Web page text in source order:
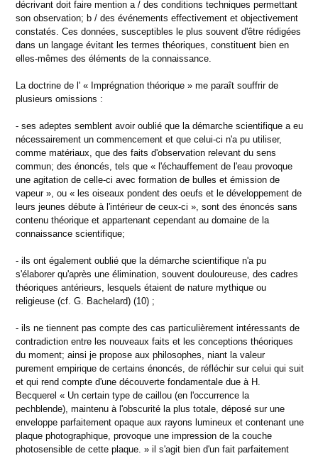
décrivant doit faire mention a / des conditions techniques permettant
son observation; b / des événements effectivement et objectivement
constatés. Ces données, susceptibles le plus souvent d'être rédigées
dans un langage évitant les termes théoriques, constituent bien en
elles-mêmes des éléments de la connaissance.
La doctrine de l' « Imprégnation théorique » me paraît souffrir de
plusieurs omissions :
- ses adeptes semblent avoir oublié que la démarche scientifique a eu
nécessairement un commencement et que celui-ci n'a pu utiliser,
comme matériaux, que des faits d'observation relevant du sens
commun; des énoncés, tels que « l'échauffement de l'eau provoque
une agitation de celle-ci avec formation de bulles et émission de
vapeur », ou « les oiseaux pondent des oeufs et le développement de
leurs jeunes débute à l'intérieur de ceux-ci », sont des énoncés sans
contenu théorique et appartenant cependant au domaine de la
connaissance scientifique;
- ils ont également oublié que la démarche scientifique n'a pu
s'élaborer qu'après une élimination, souvent douloureuse, des cadres
théoriques antérieurs, lesquels étaient de nature mythique ou
religieuse (cf. G. Bachelard) (10) ;
- ils ne tiennent pas compte des cas particulièrement intéressants de
contradiction entre les nouveaux faits et les conceptions théoriques
du moment; ainsi je propose aux philosophes, niant la valeur
purement empirique de certains énoncés, de réfléchir sur celui qui suit
et qui rend compte d'une découverte fondamentale due à H.
Becquerel « Un certain type de caillou (en l'occurrence la
pechblende), maintenu à l'obscurité la plus totale, déposé sur une
enveloppe parfaitement opaque aux rayons lumineux et contenant une
plaque photographique, provoque une impression de la couche
photosensible de cette plaque. » il s'agit bien d'un fait parfaitement